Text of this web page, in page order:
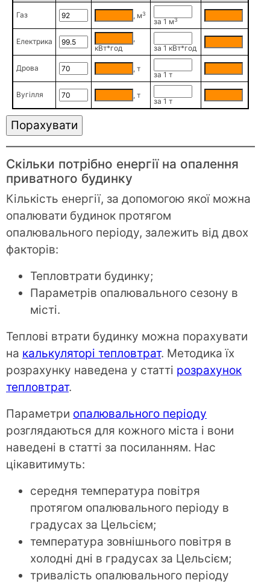
Газ , м3
за 1 м3
Електрика
,
кВт*год
за 1 кВт*год
Дрова , т
за 1 т
Вугілля , т
за 1 т
Скільки потрібно енергії на опалення
приватного будинку
Кількість енергії, за допомогою якої можна
опалювати будинок протягом
опалювального періоду, залежить від двох
факторів:
Тепловтрати будинку;
Параметрів опалювального сезону в
місті.
Теплові втрати будинку можна порахувати
на калькуляторі тепловтрат. Методика їх
розрахунку наведена у статті розрахунок
тепловтрат.
Параметри опалювального періоду
розглядаються для кожного міста і вони
наведені в статті за посиланням. Нас
цікавитимуть:
середня температура повітря
протягом опалювального періоду в
градусах за Цельсієм;
температура зовнішнього повітря в
холодні дні в градусах за Цельсієм;
тривалість опалювального періоду